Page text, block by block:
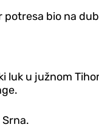
bio na
luk u južnom